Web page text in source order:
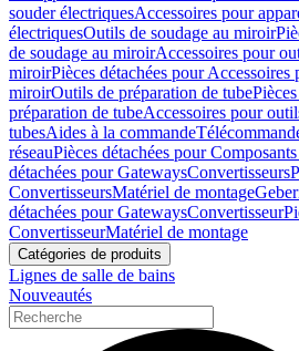
souder électriquesAccessoires pour
électriquesOutils de soudage au miroir
de soudage au miroirAccessoires pour
miroirPièces détachées pour
miroirOutils de préparation de tube
préparation de tubeAccessoires pour
tubesAides à la commande
réseauPièces détachées pour Composants
détachées pour GatewaysConvertisseurs
ConvertisseursMatériel de montage
détachées pour GatewaysConvertisseur
ConvertisseurMatériel de montage
Catégories de produits
Lignes de salle de bains
Nouveautés